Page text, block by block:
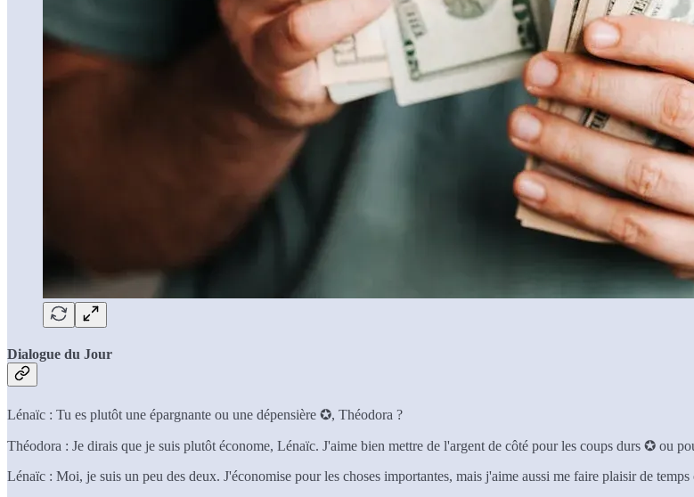
Dialogue du Jour
Lénaïc : Tu es plutôt une épargnante ou une dépensière ✪, Théodora ?
Théodora : Je dirais que je suis plutôt économe, Lénaïc. J'aime bien mettre de l'argent de côté pour les coups durs ✪ ou
Lénaïc : Moi, je suis un peu des deux. J'économise pour les choses importantes, mais j'aime aussi me faire plaisir de temps